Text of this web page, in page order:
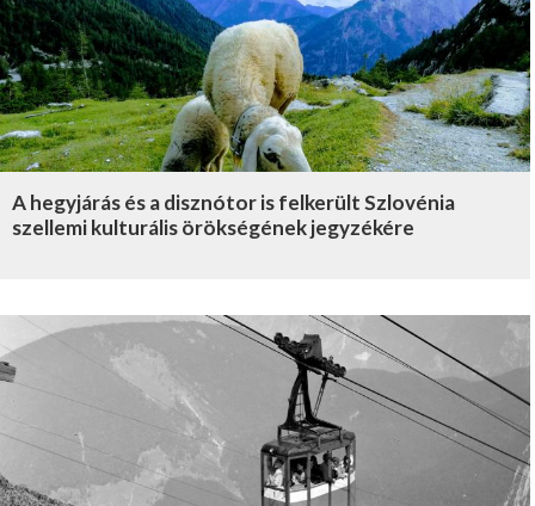
A hegyjárás és a disznótor is felkerült Szlovénia
szellemi kulturális örökségének jegyzékére